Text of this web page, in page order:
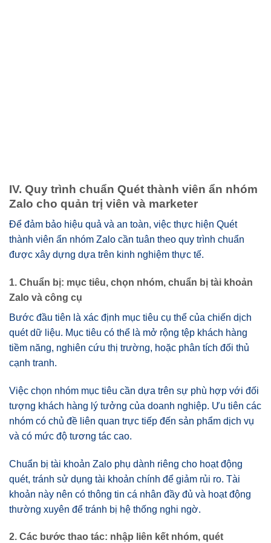
IV. Quy trình chuẩn Quét thành viên ẩn nhóm
Zalo cho quản trị viên và marketer
Để đảm bảo hiệu quả và an toàn, việc thực hiện Quét
thành viên ẩn nhóm Zalo cần tuân theo quy trình chuẩn
được xây dựng dựa trên kinh nghiệm thực tế.
1. Chuẩn bị: mục tiêu, chọn nhóm, chuẩn bị tài khoản
Zalo và công cụ
Bước đầu tiên là xác định mục tiêu cụ thể của chiến dịch
quét dữ liệu. Mục tiêu có thể là mở rộng tệp khách hàng
tiềm năng, nghiên cứu thị trường, hoặc phân tích đối thủ
cạnh tranh.
Việc chọn nhóm mục tiêu cần dựa trên sự phù hợp với đối
tượng khách hàng lý tưởng của doanh nghiệp. Ưu tiên các
nhóm có chủ đề liên quan trực tiếp đến sản phẩm dịch vụ
và có mức độ tương tác cao.
Chuẩn bị tài khoản Zalo phụ dành riêng cho hoạt động
quét, tránh sử dụng tài khoản chính để giảm rủi ro. Tài
khoản này nên có thông tin cá nhân đầy đủ và hoạt động
thường xuyên để tránh bị hệ thống nghi ngờ.
2. Các bước thao tác: nhập liên kết nhóm, quét